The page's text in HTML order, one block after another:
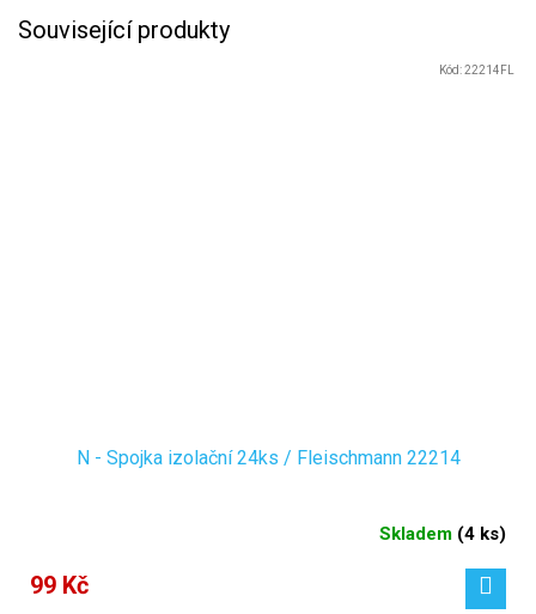
Související produkty
N - Spojka izolační 24ks / Fleischmann 22214
Skladem (4 ks)
99 Kč
Kód:22214FL